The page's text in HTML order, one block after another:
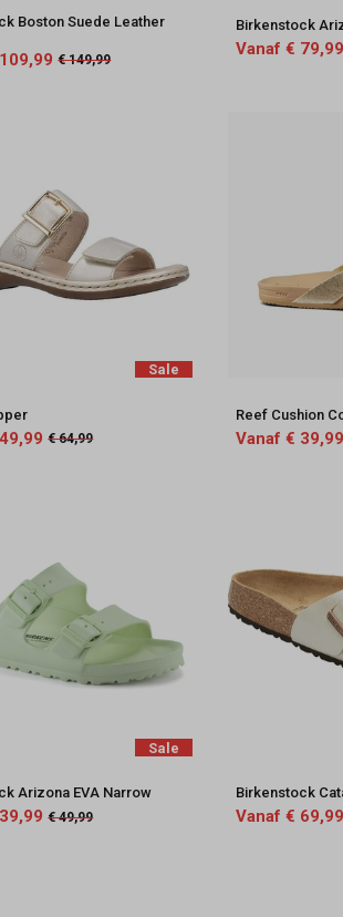
Boston Suede Leather
€ 149,99
Birkenstock
Vanaf € 79,99
Sale
€ 64,99
Reef Cushion
Vanaf € 39,99
Sale
Arizona EVA Narrow
€ 49,99
Birkenstock
Vanaf € 69,99